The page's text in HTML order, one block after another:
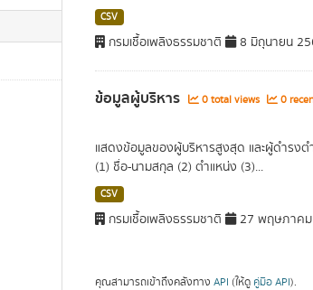
CSV
กรมเชื้อเพลิงธรรมชาติ 8 มิถุนายน
ข้อมูลผู้บริหาร 0 total views 0
แสดงข้อมูลของผู้บริหารสูงสุด และผู้ดำรง
(1) ชื่อ-นามสกุล (2) ตำแหน่ง (3)...
CSV
กรมเชื้อเพลิงธรรมชาติ 27 พฤษภาคม
คุณสามารถเข้าถึงคลังทาง API (ให้ดู คู่มือ API).